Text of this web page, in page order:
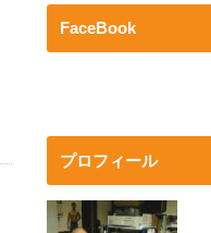
FaceBook
プロフィール